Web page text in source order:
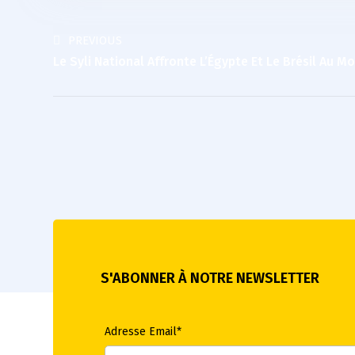
S'ABONNER À NOTRE NEWSLETTER
Adresse Email*